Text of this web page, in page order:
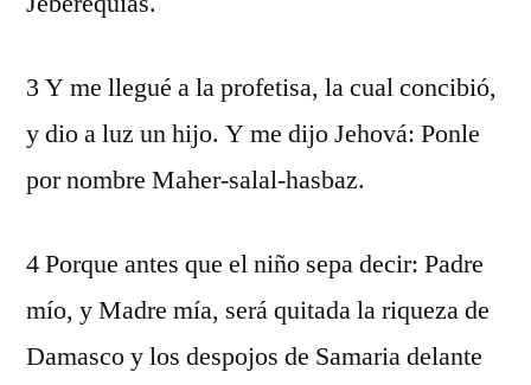
3 Y me llegué a la profetisa, la cual concibió,
y dio a luz un hijo. Y me dijo Jehová: Ponle
por nombre Maher-salal-hasbaz.
4 Porque antes que el niño sepa decir: Padre
mío, y Madre mía, será quitada la riqueza de
Damasco y los despojos de Samaria delante